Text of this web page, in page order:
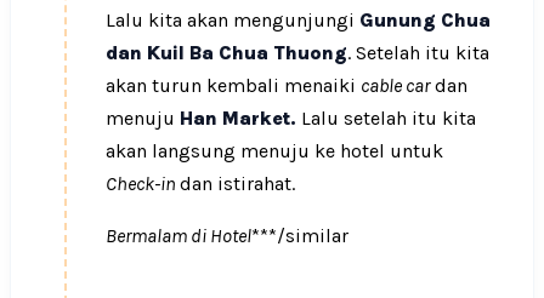
Lalu kita akan mengunjungi Gunung Chua
dan Kuil Ba Chua Thuong. Setelah itu kita
akan turun kembali menaiki cable cardan
menuju Han Market. Lalu setelah itu kita
akan langsung menuju ke hotel untuk
Check-in dan istirahat.
Bermalam di Hotel***/similar